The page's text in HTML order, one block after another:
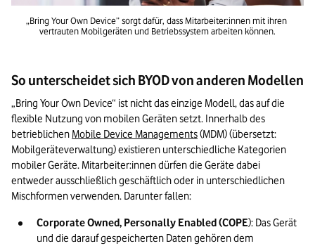
„Bring Your Own Device” sorgt dafür, dass Mitarbeiter:innen mit ihren
vertrauten Mobilgeräten und Betriebssystem arbeiten können.
So unterscheidet sich BYOD von anderen Modellen
„Bring Your Own Device“ ist nicht das einzige Modell, das auf die
flexible Nutzung von mobilen Geräten setzt. Innerhalb des
betrieblichen Mobile Device Managements (MDM) (übersetzt:
Mobilgeräteverwaltung) existieren unterschiedliche Kategorien
mobiler Geräte. Mitarbeiter:innen dürfen die Geräte dabei
entweder ausschließlich geschäftlich oder in unterschiedlichen
Mischformen verwenden. Darunter fallen:
Corporate Owned, Personally Enabled (COPE): Das Gerät
und die darauf gespeicherten Daten gehören dem